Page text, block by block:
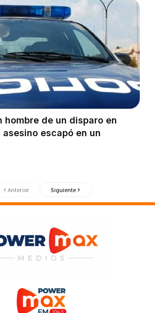
hombre de un disparo en
asesino escapó en un
Anterior Siguiente